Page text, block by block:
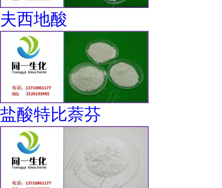
夫西地酸
盐酸特比萘芬